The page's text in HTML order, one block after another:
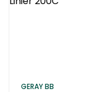
GERAY BB